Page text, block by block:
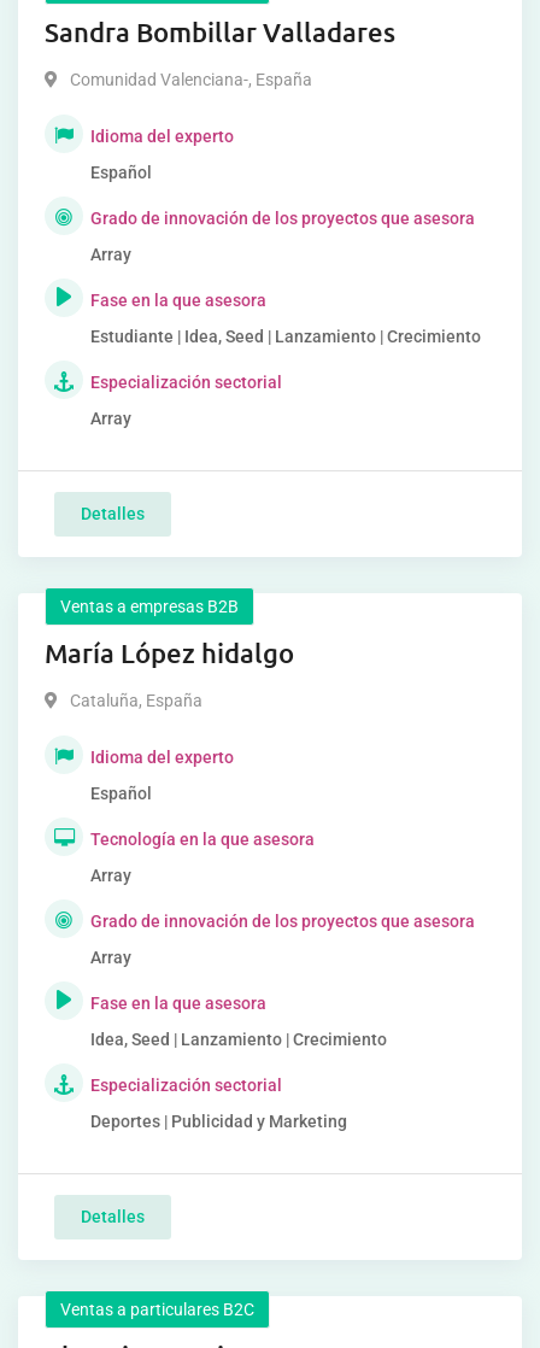
Sandra Bombillar Valladares
Comunidad Valenciana-, España
Idioma del experto
Español
Grado de innovación de los proyectos que asesora
Array
Fase en la que asesora
Estudiante | Idea, Seed | Lanzamiento | Crecimiento
Especialización sectorial
Array
Detalles
Ventas a empresas B2B
María López hidalgo
Cataluña, España
Idioma del experto
Español
Tecnología en la que asesora
Array
Grado de innovación de los proyectos que asesora
Array
Fase en la que asesora
Idea, Seed | Lanzamiento | Crecimiento
Especialización sectorial
Deportes | Publicidad y Marketing
Detalles
Ventas a particulares B2C